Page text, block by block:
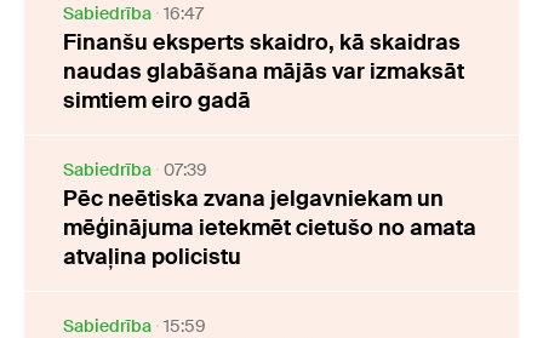
Sabiedrība 16:47
Finanšu eksperts skaidro, kā skaidras
naudas glabāšana mājās var izmaksāt
simtiem eiro gadā
Sabiedrība 07:39
Pēc neētiska zvana jelgavniekam un
mēģinājuma ietekmēt cietušo no amata
atvaļina policistu
Sabiedrība 15:59